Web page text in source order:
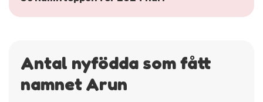
Antal nyfödda som fått
namnet Arun